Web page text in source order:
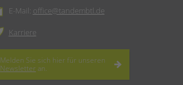
E-Mail: office@tandembtl.de
Karriere
Melden Sie sich hier für unseren
Newsletter an.